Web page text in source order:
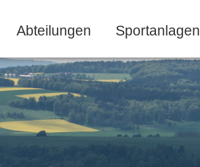
Abteilungen Sportanlagen